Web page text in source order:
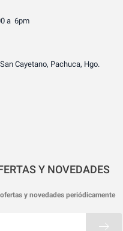
a 6pm
Cayetano, Pachuca, Hgo.
Y NOVEDADES
y novedades periódicamente